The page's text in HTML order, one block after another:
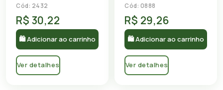
Cód: 2432
R$ 30,22
🛍 Adicionar ao carrinho
Ver detalhes
Cód: 0888
R$ 29,26
🛍 Adicionar ao carrinho
Ver detalhes